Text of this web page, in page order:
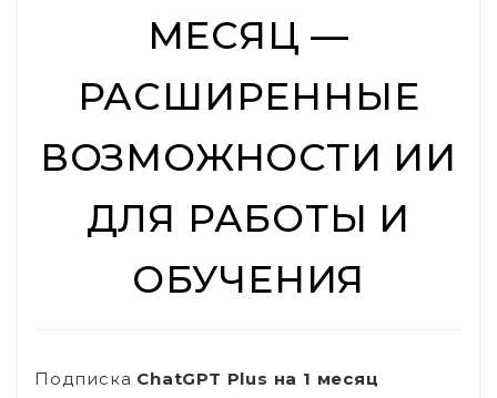
МЕСЯЦ —
РАСШИРЕННЫЕ
ВОЗМОЖНОСТИ ИИ
ДЛЯ РАБОТЫ И
ОБУЧЕНИЯ
Подписка ChatGPT Plus на 1 месяц